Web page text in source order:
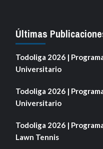
Últimas
Todoliga 2026 |
Universitario
Todoliga 2026 |
Universitario
Todoliga 2026 |
Lawn Tennis